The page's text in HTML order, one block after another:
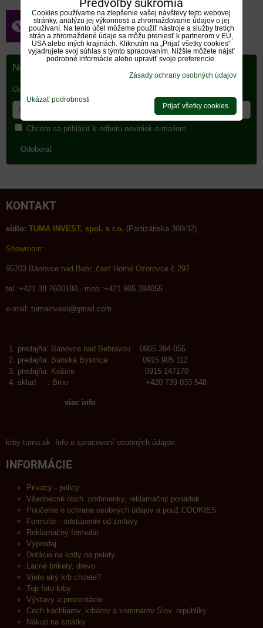
Newsletter
Odoberať naše novinky:
Chcem sa prihlásiť k odberu noviniek e-mailom
Odoberať
KONTAKT
sídlo: TUMA INVEST, spol. s r.o. (Partizánska 300/32)
Showroom:
95703 Bánovce nad Bebr.,časť Horné Ozorovce č.297
tel.:+421 38 7600180, mob.:+421 905 394055
e-mail: tumainvest@gmail.com
predajňa: Bánovce nad Bebravou 0905 394 055
predajňa: Banská Bystrica 0915 905 112
predajňa: Košice 0915 147170
sklad : Brno +420 739 033 548
viac info
krby-tuma.sk Info o spracovaní osobných údajov.
INFORMÁCIE
Privacy - policy
Všeobecné obch. podmienky, reklamačný poriadok
Poučenie o ochrane osobných údajov a použ.COOKIES
Formulár - odstúpenie od zmluvy
Reklamačný formulár
Výpredaj
Dotácie na kotly na pelety
Lacné brikety, drevo
Viete aký krb chcete?
Top foto krby
Výstavy a prezentácie
Cech kachliarov, krbárov a kominárov Slov. republiky
Nákup na splátky
Cookies používame na zlepšenie vašej návštevy tejto webovej
stránky, analýzu jej výkonnosti a zhromažďovanie údajov o jej
používaní. Na tento účel môžeme použiť nástroje a služby tretích
strán a zhromaždené údaje sa môžu preniesť k partnerom v EÚ,
USA alebo iných krajinách. Kliknutím na „Prijať všetky cookies“
vyjadrujete svoj súhlas s týmto spracovaním. Nižšie môžete nájsť
podrobné informácie alebo upraviť svoje preferencie.
Zásady ochrany osobných údajov
Ukázať podrobnosti
Prijať všetky cookies